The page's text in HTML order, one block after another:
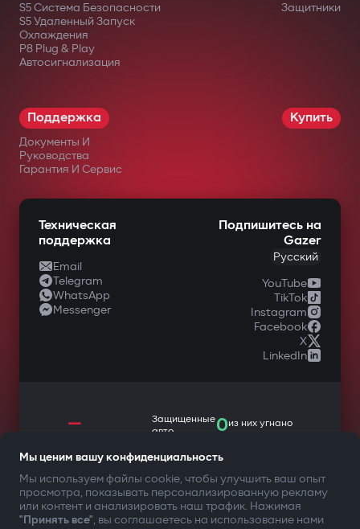
S5 Система Безопасности
S5 Удаленный Запуск
Охлаждения
P8 Plug & Play
Автосигнализация
Защитники
Поддержка
Документы И
Руководства
Гарантия И Сервис
Купить
Техническая
поддержка
Email
Telegram
WhatsApp
Messenger
Подпишитесь на
Gazer
Русский
YouTube
TikTok
Instagram
Facebook
X
LinkedIn
—
Защищенные
авто
0из них угнано
ТВОЯ БЕЗОПАСНОСТЬ ПРЕЖДЕ ВСЕГО
Мы ценим вашу конфиденциальность
Мы используем файлы cookie, чтобы улучшить ваш опыт
просмотра, показывать персонализированную рекламу
или контент и анализировать наш трафик. Нажимая
"Принять все", вы соглашаетесь на использование нами